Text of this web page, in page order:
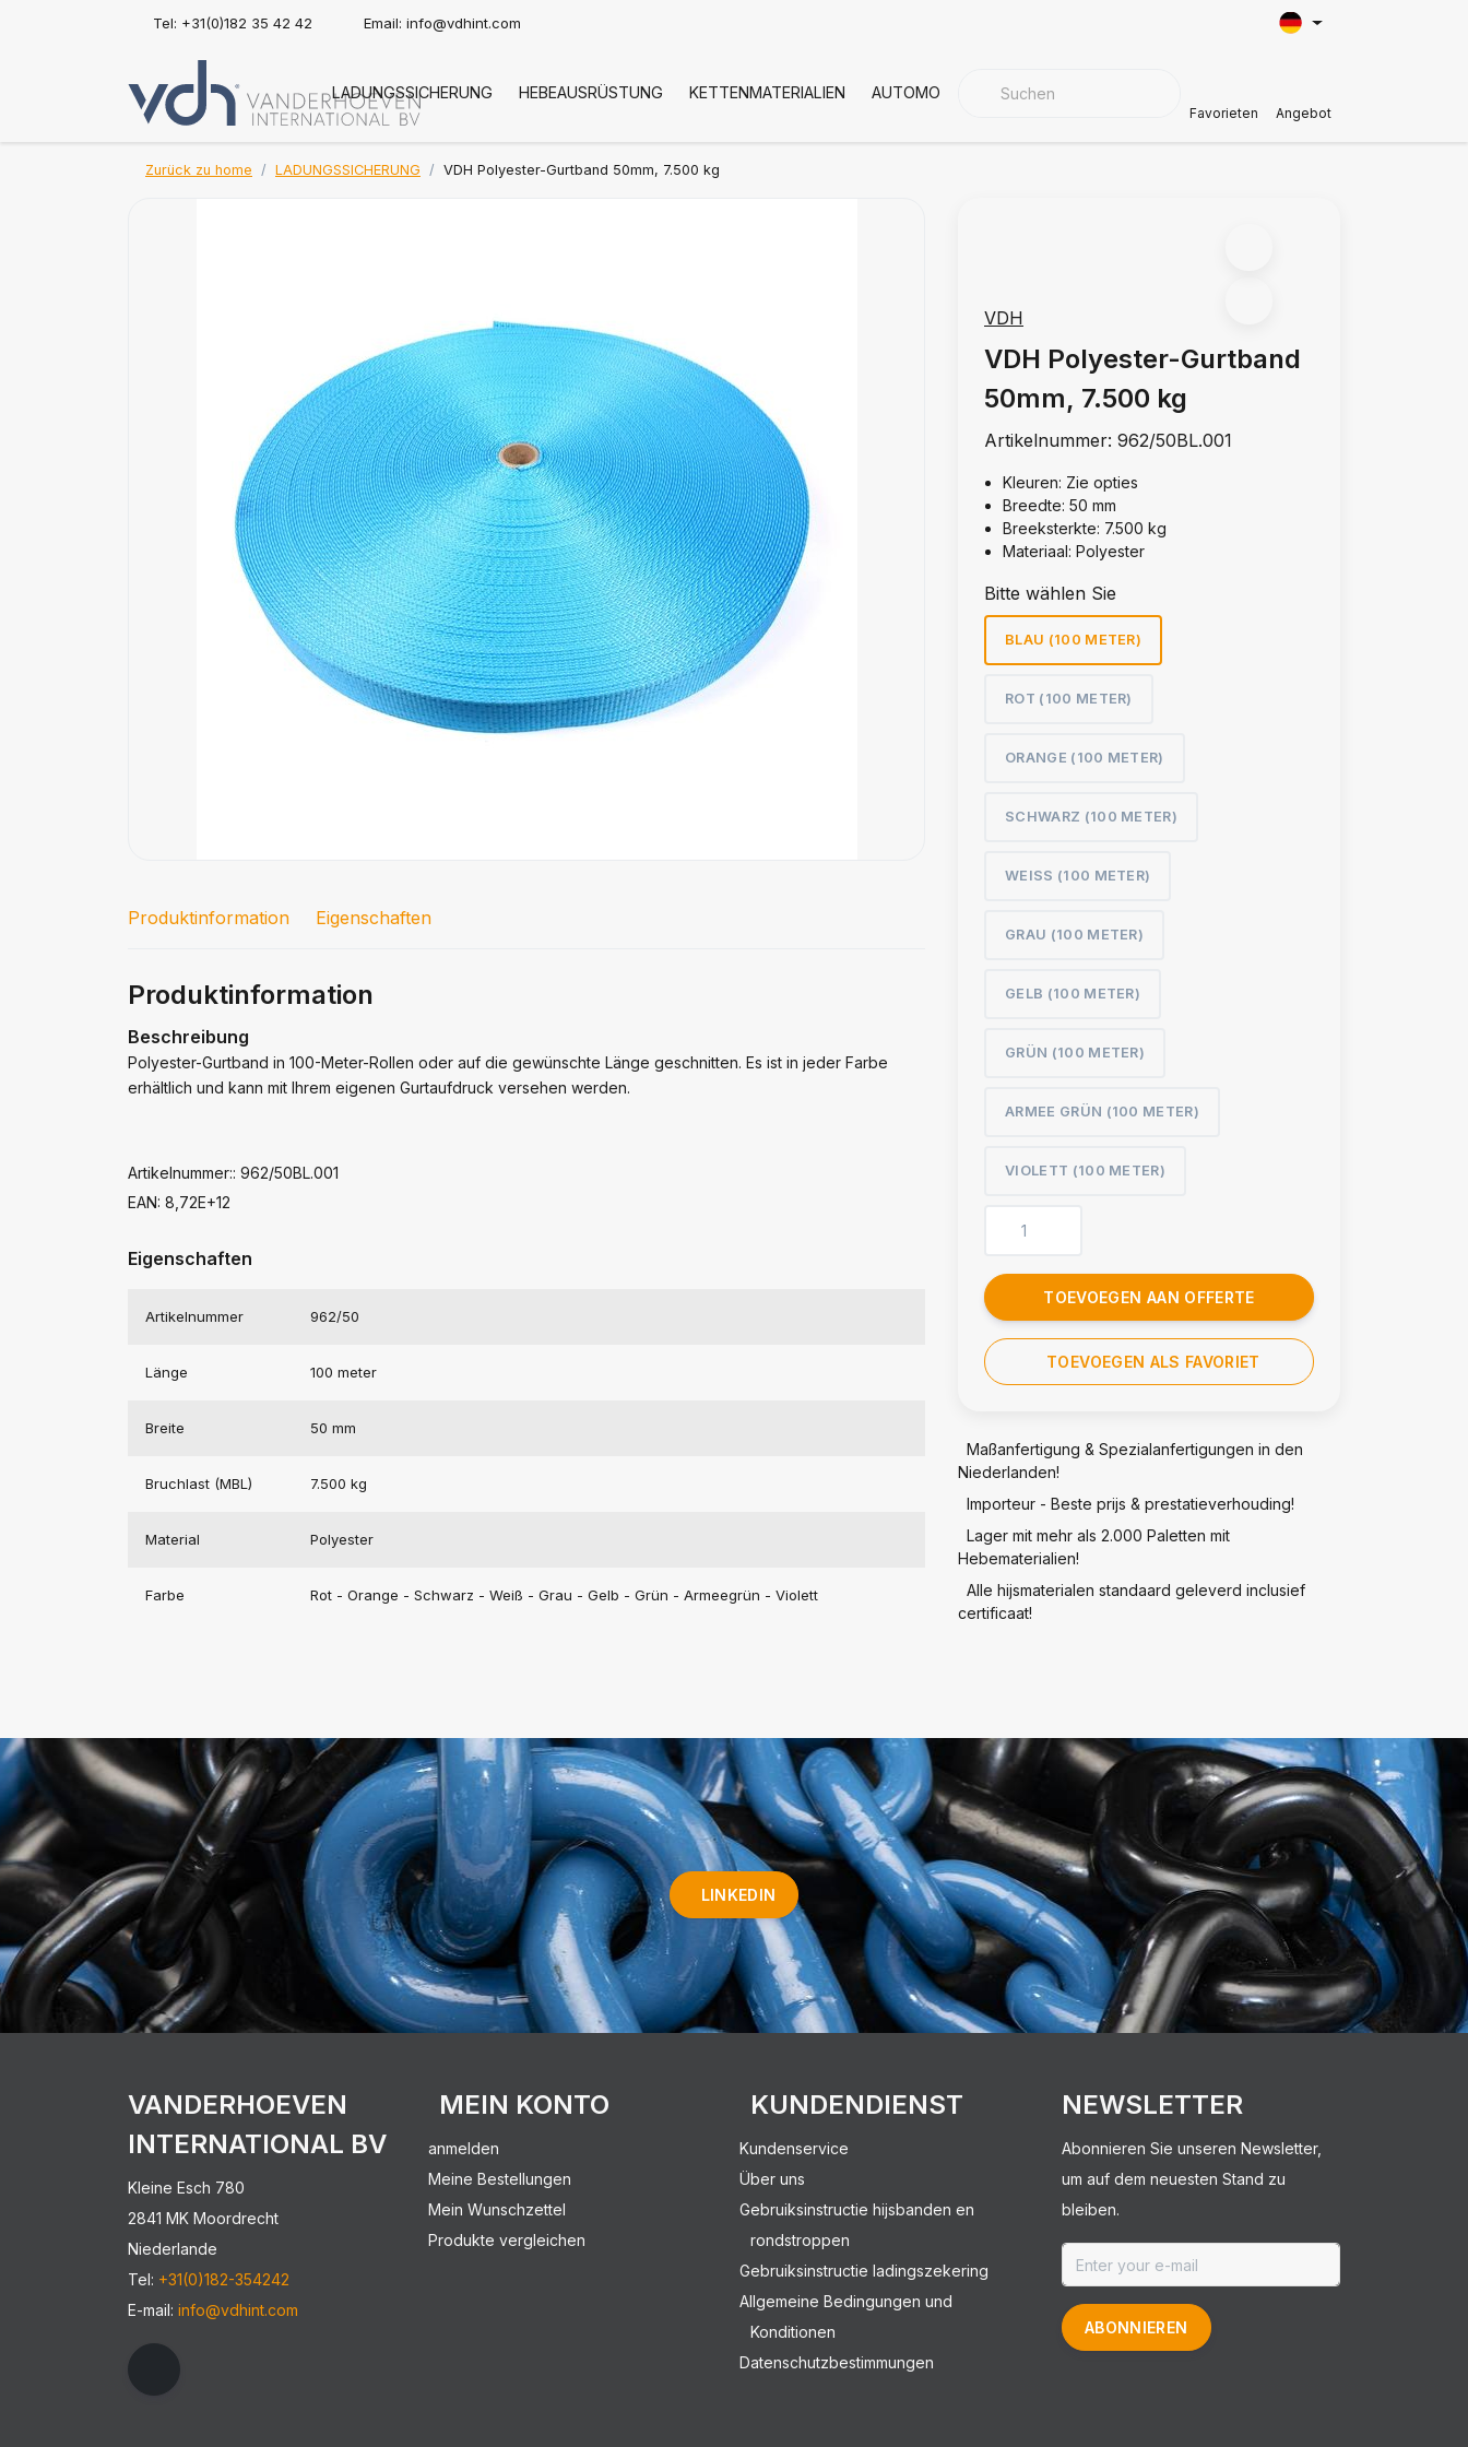
Tel: +31(0)182 35 42 42 Email: info@vdhint.com
LADUNGSSICHERUNG HEBEAUSRÜSTUNG KETTENMATERIALIEN AUTOMOTIVE BEZUGSMATERIALIEN
Favorieten Angebot
Zurück zu home LADUNGSSICHERUNG VDH Polyester-Gurtband 50mm, 7.500 kg
VDH
VDH Polyester-Gurtband
50mm, 7.500 kg
Artikelnummer: 962/50BL.001
Kleuren: Zie opties
Breedte: 50 mm
Breeksterkte: 7.500 kg
Materiaal: Polyester
Bitte wählen Sie
BLAU (100 METER)
ROT (100 METER)
ORANGE (100 METER)
SCHWARZ (100 METER)
WEISS (100 METER)
GRAU (100 METER)
GELB (100 METER)
GRÜN (100 METER)
ARMEE GRÜN (100 METER)
VIOLETT (100 METER)
TOEVOEGEN AAN OFFERTE
TOEVOEGEN ALS FAVORIET
Maßanfertigung & Spezialanfertigungen in den
Niederlanden!
Importeur - Beste prijs & prestatieverhouding!
Lager mit mehr als 2.000 Paletten mit
Hebematerialien!
Alle hijsmaterialen standaard geleverd inclusief
certificaat!
Produktinformation Eigenschaften
Produktinformation
Beschreibung
Polyester-Gurtband in 100-Meter-Rollen oder auf die gewünschte Länge geschnitten. Es ist in jeder Farbe
erhältlich und kann mit Ihrem eigenen Gurtaufdruck versehen werden.
Artikelnummer:: 962/50BL.001
EAN: 8,72E+12
Eigenschaften
Artikelnummer 962/50
Länge 100 meter
Breite 50 mm
Bruchlast (MBL) 7.500 kg
Material Polyester
Farbe Rot - Orange - Schwarz - Weiß - Grau - Gelb - Grün - Armeegrün - Violett
LINKEDIN
VANDERHOEVEN
INTERNATIONAL BV
Kleine Esch 780
2841 MK Moordrecht
Niederlande
Tel: +31(0)182-354242
E-mail: info@vdhint.com
MEIN KONTO
anmelden
Meine Bestellungen
Mein Wunschzettel
Produkte vergleichen
KUNDENDIENST
Kundenservice
Über uns
Gebruiksinstructie hijsbanden en
rondstroppen
Gebruiksinstructie ladingszekering
Allgemeine Bedingungen und
Konditionen
Datenschutzbestimmungen
NEWSLETTER
Abonnieren Sie unseren Newsletter,
um auf dem neuesten Stand zu
bleiben.
ABONNIEREN